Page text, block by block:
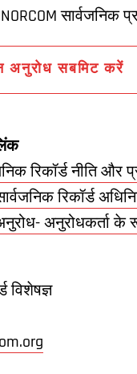
सार्वजनिक
अनुरोध सबमिट करें
रिकॉर्ड नीति और
रिकॉर्ड
अनुरोध- अनुरोधकर्ता
विशेषज्ञ